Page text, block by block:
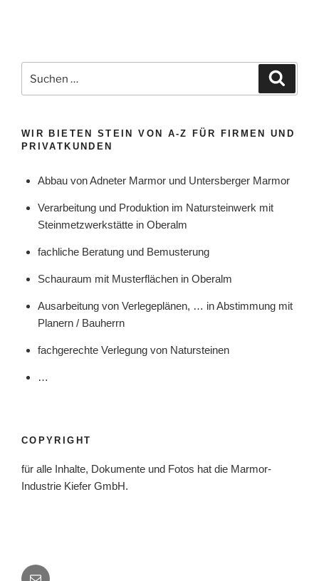
nach:
WIR BIETEN STEIN VON A-Z FÜR FIRMEN UND
PRIVATKUNDEN
Abbau von Adneter Marmor und Untersberger Marmor
Verarbeitung und Produktion im Natursteinwerk mit
Steinmetzwerkstätte in Oberalm
fachliche Beratung und Bemusterung
Schauraum mit Musterflächen in Oberalm
Ausarbeitung von Verlegeplänen, … in Abstimmung mit
Planern / Bauherrn
fachgerechte Verlegung von Natursteinen
…
COPYRIGHT
für alle Inhalte, Dokumente und Fotos hat die Marmor-
Industrie Kiefer GmbH.
Email